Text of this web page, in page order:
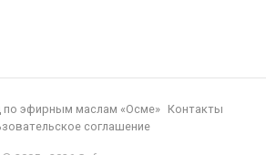
по эфирным маслам «Осме»
Контакты
соглашение